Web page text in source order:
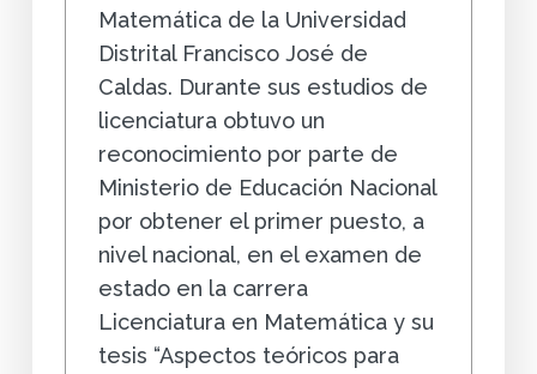
Matemática de la Universidad
Distrital Francisco José de
Caldas. Durante sus estudios de
licenciatura obtuvo un
reconocimiento por parte de
Ministerio de Educación Nacional
por obtener el primer puesto, a
nivel nacional, en el examen de
estado en la carrera
Licenciatura en Matemática y su
tesis “Aspectos teóricos para